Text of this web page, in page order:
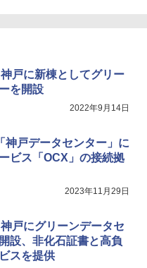
戸に新棟としてグリー
を開設
2022年9月14日
神戸データセンター」に
ビス「OCX」の接続拠
2023年11月29日
戸にグリーンデータセ
設、非化石証書と高負
スを提供